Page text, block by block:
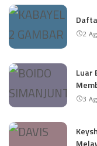
2
Luar
3